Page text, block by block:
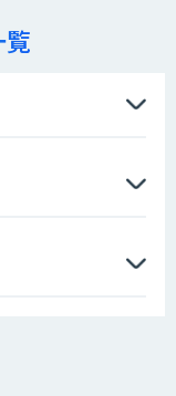
研究者のバックチ
出管理